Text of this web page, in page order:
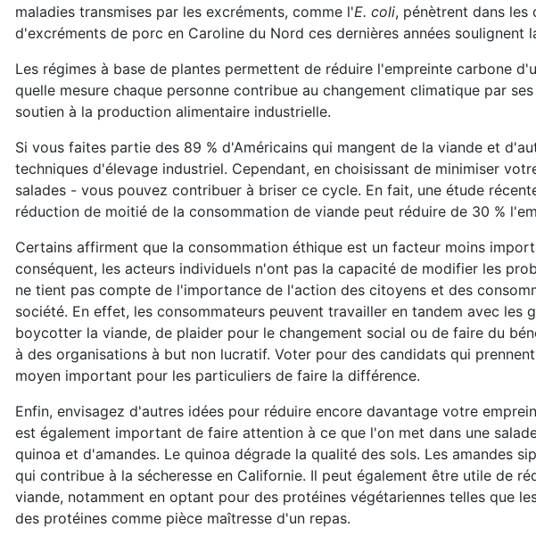
maladies transmises par les excréments, comme l'E. coli, pénètrent dans les
d'excréments de porc en Caroline du Nord ces dernières années soulignent
Les régimes à base de plantes permettent de réduire l'empreinte carbone
quelle mesure chaque personne contribue au changement climatique par
soutien à la production alimentaire industrielle.
Si vous faites partie des 89 % d'Américains qui mangent de la viande et
techniques d'élevage industriel. Cependant, en choisissant de minimiser
salades - vous pouvez contribuer à briser ce cycle. En fait, une étude
réduction de moitié de la consommation de viande peut réduire de 30 %
Certains affirment que la consommation éthique est un facteur moins
conséquent, les acteurs individuels n'ont pas la capacité de modifier les
ne tient pas compte de l'importance de l'action des citoyens et des
société. En effet, les consommateurs peuvent travailler en tandem avec les
boycotter la viande, de plaider pour le changement social ou de faire du
à des organisations à but non lucratif. Voter pour des candidats qui
moyen important pour les particuliers de faire la différence.
Enfin, envisagez d'autres idées pour réduire encore davantage votre
est également important de faire attention à ce que l'on met dans une
quinoa et d'amandes. Le quinoa dégrade la qualité des sols. Les amandes
qui contribue à la sécheresse en Californie. Il peut également être utile de
viande, notamment en optant pour des protéines végétariennes telles que
des protéines comme pièce maîtresse d'un repas.